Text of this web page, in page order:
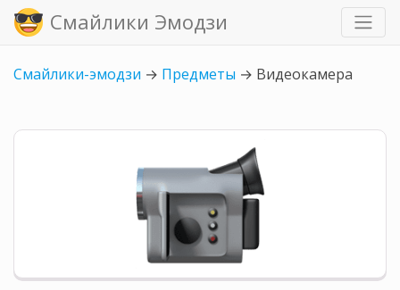
Смайлики Эмодзи
Смайлики-эмодзи → Предметы → Видеокамера